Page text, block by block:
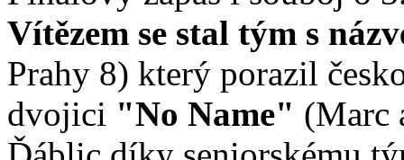
Vítězem se stal tým s
Prahy 8) který porazil
dvojici "No Name" (Marc